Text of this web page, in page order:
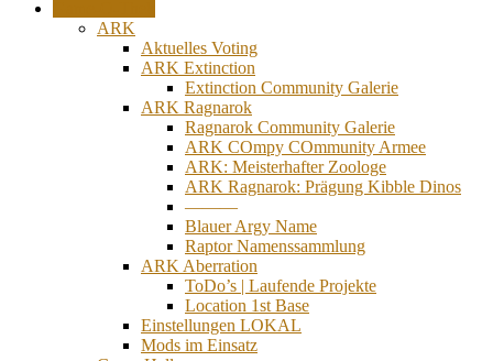
ARK
Aktuelles Voting
ARK Extinction
Extinction Community Galerie
ARK Ragnarok
Ragnarok Community Galerie
ARK COmpy COmmunity Armee
ARK: Meisterhafter Zoologe
ARK Ragnarok: Prägung Kibble Dinos
———
Blauer Argy Name
Raptor Namenssammlung
ARK Aberration
ToDo’s | Laufende Projekte
Location 1st Base
Einstellungen LOKAL
Mods im Einsatz